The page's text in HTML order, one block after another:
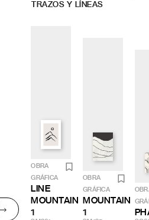
TRAZOS Y LÍNEAS
OBRA
GRÁFICA
LINE
MOUNTAIN
1
OBRA
GRÁFICA
MOUNTAIN
1